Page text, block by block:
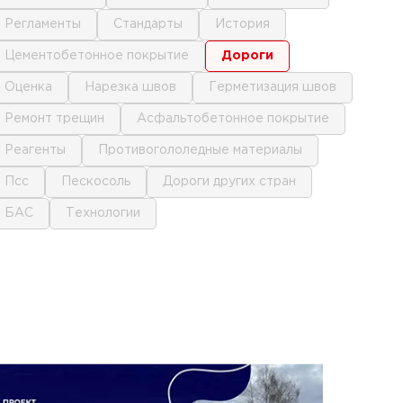
регламенты стандарты история
цементобетонное покрытие дороги
оценка нарезка швов герметизация швов
ремонт трещин асфальтобетонное покрытие
реагенты противогололедные материалы
псс пескосоль дороги других стран
БАС технологии